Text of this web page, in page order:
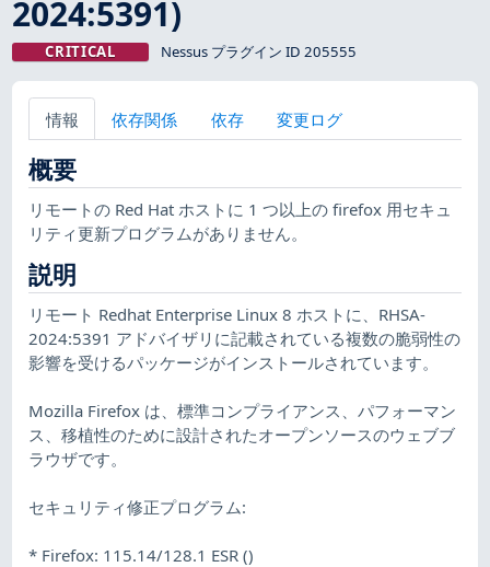
2024:5391)
CRITICAL Nessus プラグイン ID 205555
情報 依存関係 依存 変更ログ
概要
リモートの Red Hat ホストに 1 つ以上の firefox 用セキュ
リティ更新プログラムがありません。
説明
リモート Redhat Enterprise Linux 8 ホストに、RHSA-
2024:5391 アドバイザリに記載されている複数の脆弱性の
影響を受けるパッケージがインストールされています。
Mozilla Firefox は、標準コンプライアンス、パフォーマン
ス、移植性のために設計されたオープンソースのウェブブ
ラウザです。
セキュリティ修正プログラム:
* Firefox: 115.14/128.1 ESR ()